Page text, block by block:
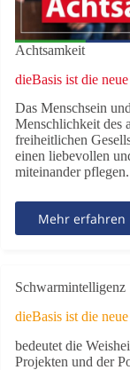
Achtsamkeit
dieBasis ist die
Das Menschsein
Menschlichkeit des
freiheitlichen
einen liebevollen
miteinander pflegen.
Mehr erfahren
Schwarmintelligenz
dieBasis ist die
bedeutet die
Projekten und der